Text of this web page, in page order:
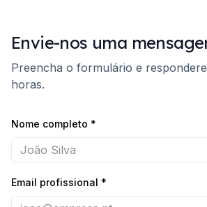
Envie-nos uma
Preencha o formulário e
horas.
Nome completo *
Email profissional *